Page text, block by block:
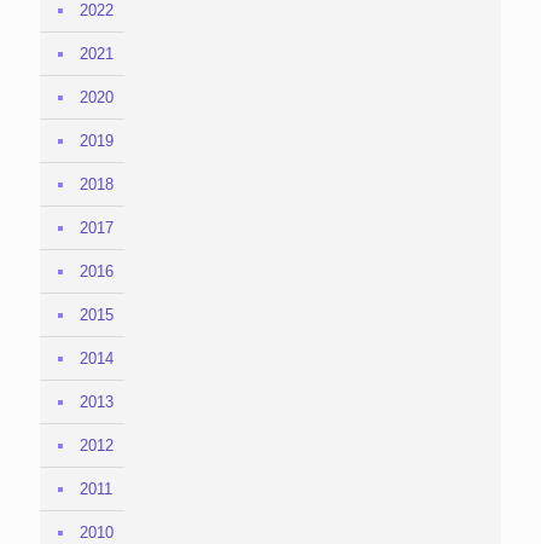
2022
2021
2020
2019
2018
2017
2016
2015
2014
2013
2012
2011
2010